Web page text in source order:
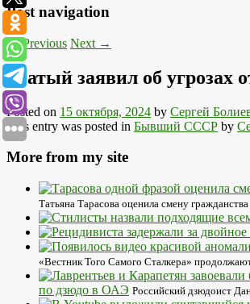
Post navigation
←Previous Next →
Усатый заявил об угрозах
Posted on 15 октября, 2024 by Сергей
This entry was posted in Бывший СССР by
More from my site
Татьяна Тарасова оценила смену
«Вестник Того Самого Сталкера»
по дзюдо в ОАЭ Российский дзюдоист